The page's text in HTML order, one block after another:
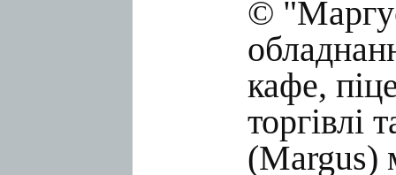
©
кафе,
торгівлі
(Margus)